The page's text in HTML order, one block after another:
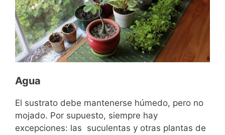
Agua
El sustrato debe mantenerse húmedo, pero no
mojado. Por supuesto, siempre hay
excepciones: las suculentas y otras plantas de